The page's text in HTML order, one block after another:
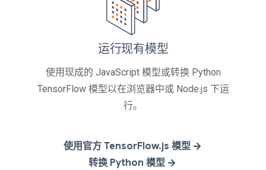
运行现有模型
使用现成的 JavaScript 模型或转换 Python
TensorFlow 模型以在浏览器中或 Node.js 下运
行。
使用官方 TensorFlow.js 模型
转换 Python 模型